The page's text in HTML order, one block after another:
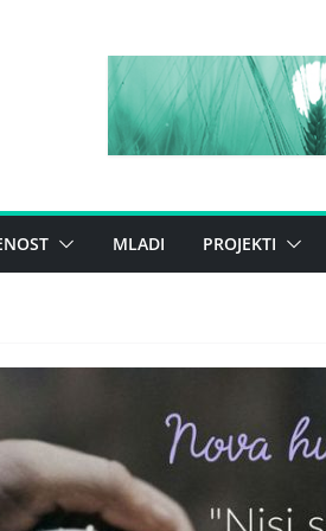
MLADI PROJEKTI